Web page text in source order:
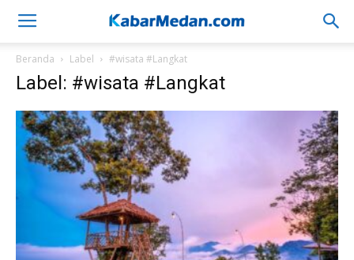
Beranda Label #wisata #Langkat
Label: #wisata #Langkat